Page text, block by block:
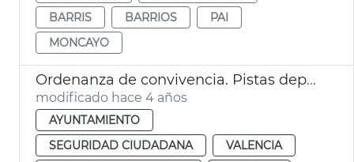
BARRIS
BARRIOS
PAI
MONCAYO
Ordenanza de convivencia. Pistas deportivas
modificado hace 4 años
AYUNTAMIENTO
SEGURIDAD CIUDADANA
VALENCIA